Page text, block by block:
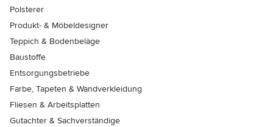
Polsterer
Produkt- & Möbeldesigner
Teppich & Bodenbeläge
Baustoffe
Entsorgungsbetriebe
Farbe, Tapeten & Wandverkleidung
Fliesen & Arbeitsplatten
Gutachter & Sachverständige